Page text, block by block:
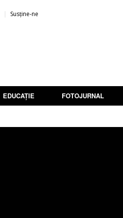
Susține-ne
EDUCAȚIE FOTOJURNAL